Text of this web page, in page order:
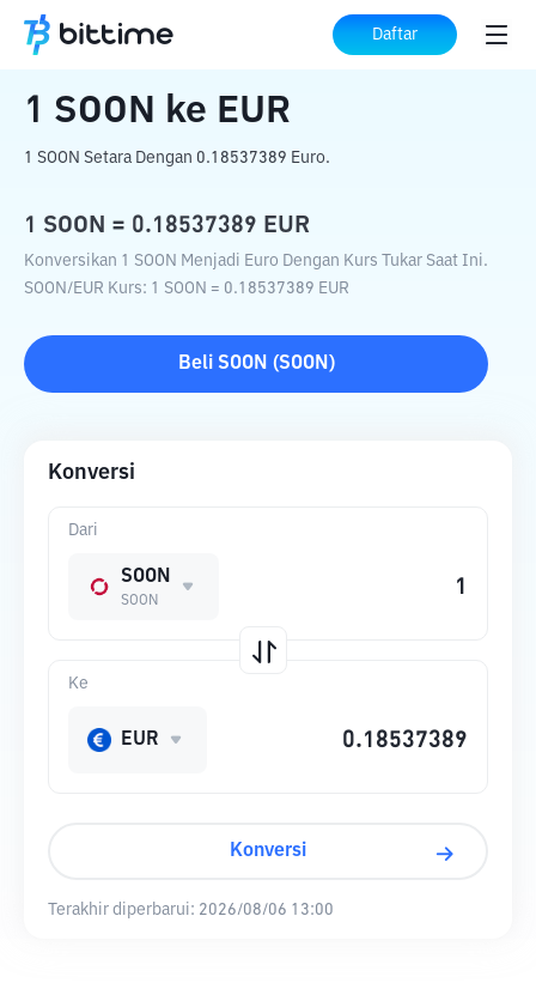
Daftar
Beranda Konverter Kripto EUR
1 SOON ke EUR
1 SOON Setara Dengan 0.18537389 Euro.
1 SOON = 0.18537389 EUR
Konversikan 1 SOON Menjadi Euro Dengan Kurs Tukar Saat Ini.
SOON/EUR Kurs: 1 SOON = 0.18537389 EUR
Beli SOON (SOON )
Konversi
Dari
SOON
SOON
Ke
EUR
Konversi
Terakhir diperbarui: 2026/08/06 13:00